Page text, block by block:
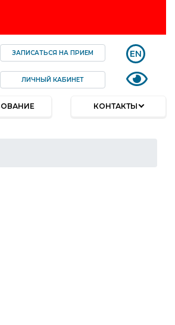
ЗАПИСАТЬСЯ НА ПРИЕМ
ЛИЧНЫЙ КАБИНЕТ
EN
КОНТАКТЫ